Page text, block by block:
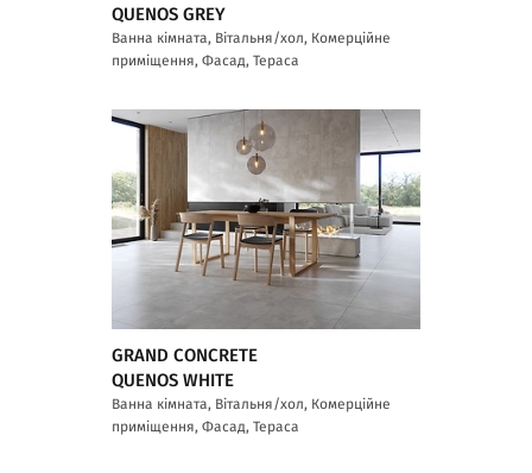
QUENOS GREY
Ванна кімната, Вітальня/хол, Комерційне
приміщення, Фасад, Тераса
GRAND CONCRETE
QUENOS WHITE
Ванна кімната, Вітальня/хол, Комерційне
приміщення, Фасад, Тераса